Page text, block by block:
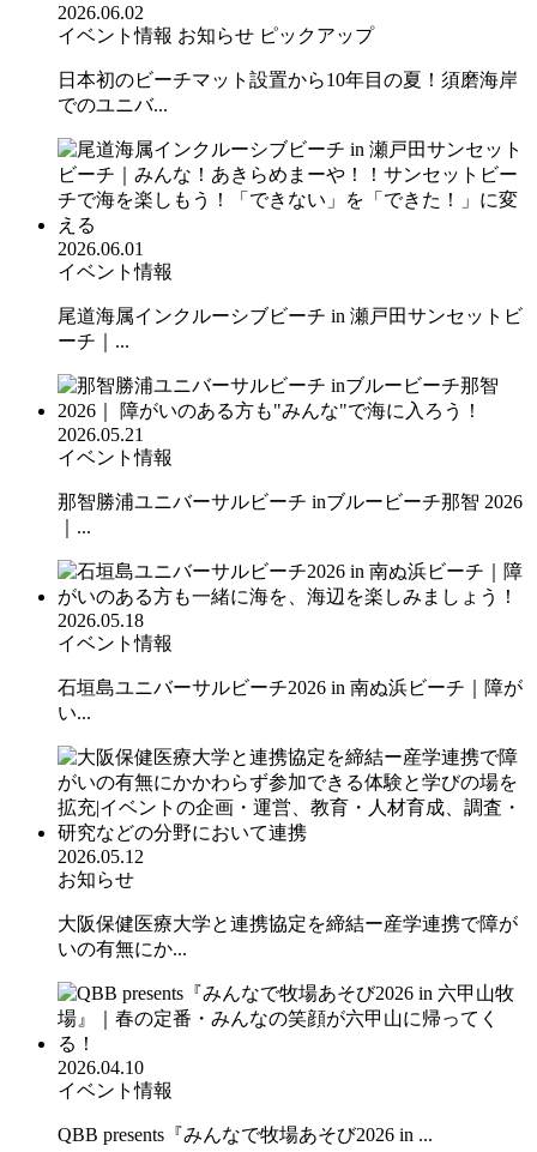
2026.06.02
イベント情報 お知らせ ピックアップ
日本初のビーチマット設置から10年目の夏！須磨海岸
でのユニバ...
2026.06.01
イベント情報
尾道海属インクルーシブビーチ in 瀬戸田サンセットビ
ーチ｜...
2026.05.21
イベント情報
那智勝浦ユニバーサルビーチ inブルービーチ那智 2026
｜...
2026.05.18
イベント情報
石垣島ユニバーサルビーチ2026 in 南ぬ浜ビーチ｜障が
い...
2026.05.12
お知らせ
大阪保健医療大学と連携協定を締結ー産学連携で障が
いの有無にか...
2026.04.10
イベント情報
QBB presents『みんなで牧場あそび2026 in ...